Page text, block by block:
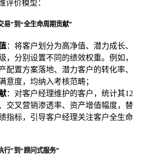
评价模型：
易”到“全生命周期贡献”
：将客户划分为高净值、潜力成长、
，分别设置不同的绩效权重。例如，
配置方案落地、潜力客户的转化率、
意度，均纳入考核范畴；
：对客户经理维护的客户，统计其12
交叉营销渗透率、资产增值幅度，替
指标，引导客户经理关注客户全生命
行”到“顾问式服务”